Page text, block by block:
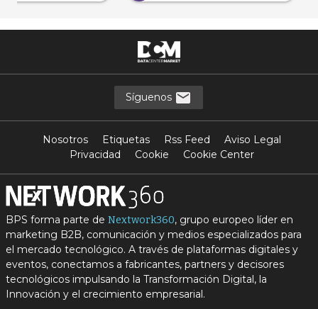
Síguenos
Nosotros Etiquetas Rss Feed
Aviso Legal
Privacidad
Cookie Cookie Center
BPS forma parte de Nextwork360, grupo europeo líder en
marketing B2B, comunicación y medios especializados para
el mercado tecnológico. A través de plataformas digitales y
eventos, conectamos a fabricantes, partners y decisores
tecnológicos impulsando la Transformación Digital, la
Innovación y el crecimiento empresarial.